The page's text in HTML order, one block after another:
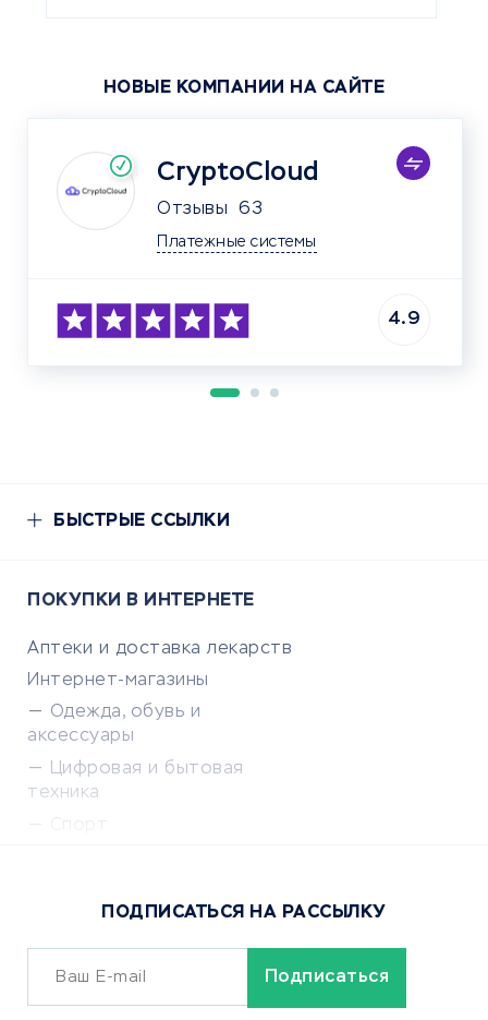
НОВЫЕ КОМПАНИИ НА САЙТЕ
CryptoCloud
Отзывы 63
Платежные системы
4.9
БЫСТРЫЕ ССЫЛКИ
ПОКУПКИ В ИНТЕРНЕТЕ
Аптеки и доставка лекарств
Интернет-магазины
Одежда, обувь и
аксессуары
Цифровая и бытовая
техника
Сервисы доставки
ОБУЧЕНИЕ И РАБОТА
ПОДПИСАТЬСЯ НА РАССЫЛКУ